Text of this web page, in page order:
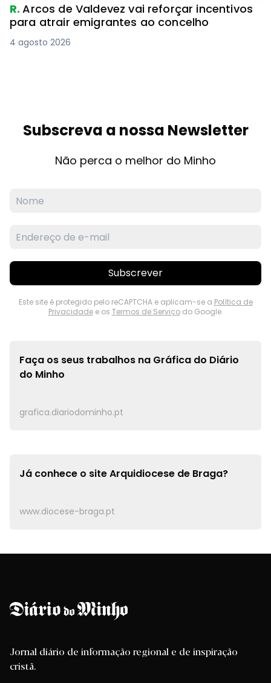
R.Arcos de Valdevez vai reforçar incentivos
para atrair emigrantes ao concelho
4 agosto 2026
Subscreva a nossa Newsletter
Não perca o melhor do Minho
Subscrever
Este site é protegido pelo reCAPTCHA e aplicam-se a Política de
Privacidadee os Termos de Serviçodo Google.
Faça os seus trabalhos na Gráfica do Diário
do Minho
grafica.diariodominho.pt
Já conhece o siteArquidiocese de Braga?
www.diocese-braga.pt
Jornal diário de informação regional e de inspiração
cristã.